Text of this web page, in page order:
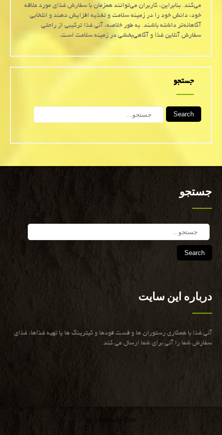
می‌کند. بنابراین، کاربران می‌توانند همزمان با سفارش غذای مورد علاقه
خود، دانش خود را در زمینه سلامت و تغذیه افزایش دهند و انتخابی
آگاهانه‌تر داشته باشند. به طور خلاصه، آنی غذا ترکیبی از راحتی
سفارش آنلاین غذا و آگاهی‌بخشی در زمینه سلامت است.
جستجو
Search
جستجو
درباره این سایت
آنی غذا با همكاری رستوران ها و فست فودها و كیترینگ ها یا تهیه غذاها، غذای
سفارش شما را آنی برای شما ارسال می كند.
Eco Friendly Lite